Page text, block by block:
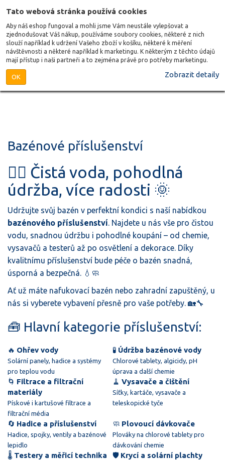
Tato webová stránka používá cookies
Aby náš eshop fungoval a mohli jsme Vám neustále vylepšovat a
zjednodušovat Váš nákup, používáme soubory cookies, některé z nich
slouží například k udržení Vašeho zboží v košíku, některé k měření
návštěvnosti a některé například k marketingu. K některým z těchto údajů
mají přístup i naši partneři a to zejména právě pro potřeby marketingu.
OK Zobrazit detaily
Bazénové příslušenství
🏊‍♂️ Čistá voda, pohodlná
údržba, více radosti 🌞
Udržujte svůj bazén v perfektní kondici s naší nabídkou
bazénového příslušenství . Najdete u nás vše pro čistou
vodu, snadnou údržbu i pohodlné koupání – od chemie,
vysavačů a testerů až po osvětlení a dekorace. Díky
kvalitnímu příslušenství bude péče o bazén snadná,
úsporná a bezpečná. 💧🧼
Ať už máte nafukovací bazén nebo zahradní zapuštěný, u
nás si vyberete vybavení přesně pro vaše potřeby. 🏡🔧
🧰 Hlavní kategorie příslušenství:
🔥 Ohřev vody
Solární panely, hadice a systémy
pro teplou vodu
🧪 Údržba bazénové vody
Chlorové tablety, algicidy, pH
úprava a další chemie
🌀 Filtrace a filtrační
materiály
Pískové i kartušové filtrace a
filtrační média
🧹 Vysavače a čištění
Síťky, kartáče, vysavače a
teleskopické tyče
🔄 Hadice a příslušenství
Hadice, spojky, ventily a bazénové
lepidlo
🧼 Plovoucí dávkovače
Plováky na chlorové tablety pro
dávkování chemie
🌡️ Testery a měřicí technika 🛡️ Krycí a solární plachty